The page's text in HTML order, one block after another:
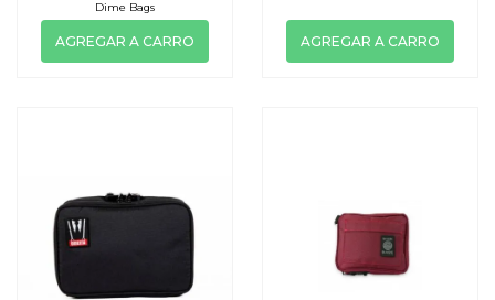
Dime Bags
AGREGAR A CARRO AGREGAR A CARRO